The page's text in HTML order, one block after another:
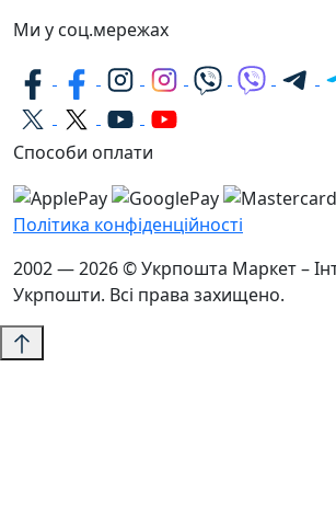
Ми у соц.мережах
Способи оплати
Політика конфіденційності
2002 — 2026 © Укрпошта Маркет –
Укрпошти. Всі права захищено.